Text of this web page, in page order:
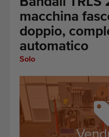
Chi siamo
FAQ
Contatto
Attrezzatura di qualità
Personale competente
macchina
doppio,
automatico
Solo